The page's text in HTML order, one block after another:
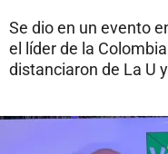
Se dio en un evento
el líder de la
distanciaron de La U